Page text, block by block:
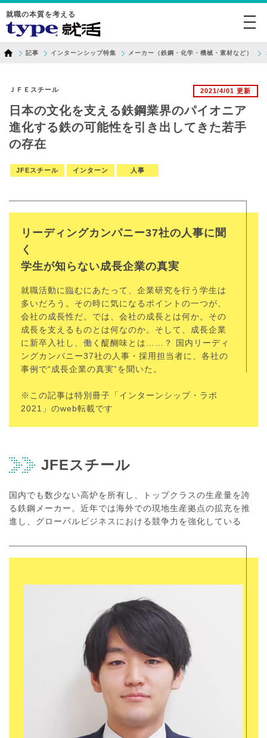
就職の本質を考える
記事 インターンシップ特集 メーカー（鉄鋼・化学・機械・素材など）
ＪＦＥスチール 2021/4/01 更新
日本の文化を支える鉄鋼業界のパイオニア
進化する鉄の可能性を引き出してきた若手
の存在
JFEスチール インターン 人事
リーディングカンパニー37社の人事に聞
く
学生が知らない成長企業の真実
就職活動に臨むにあたって、企業研究を行う学生は
多いだろう。その時に気になるポイントの一つが、
会社の成長性だ。では、会社の成長とは何か。その
成長を支えるものとは何なのか。そして、成長企業
に新卒入社し、働く醍醐味とは……？ 国内リーディ
ングカンパニー37社の人事・採用担当者に、各社の
事例で“成長企業の真実”を聞いた。
※この記事は特別冊子「インターンシップ・ラボ
2021」のweb転載です
JFEスチール
国内でも数少ない高炉を所有し、トップクラスの生産量を誇
る鉄鋼メーカー。近年では海外での現地生産拠点の拡充を推
進し、グローバルビジネスにおける競争力を強化している